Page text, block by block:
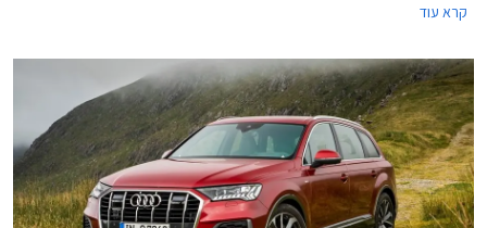
המכונית החדשה משום שהדגם ישווק בישראל בהזמנה מיוחדת בלבד.
קרא עוד